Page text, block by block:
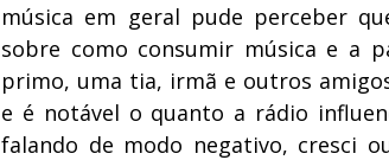
música em geral pude perceber
sobre como consumir música e a
primo, uma tia, irmã e outros
e é notável o quanto a rádio
falando de modo negativo, cresci